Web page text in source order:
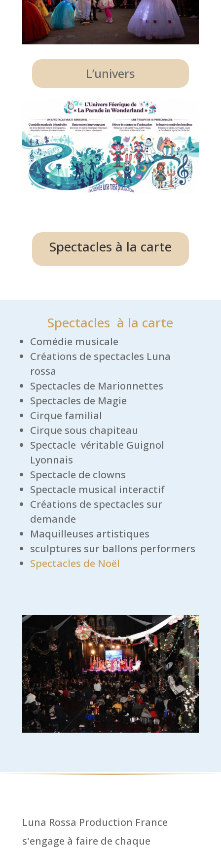
L’univers
Spectacles à la carte
‌Spectacles à la carte
Comédie musicale
Créations de spectacles Luna
rossa
Spectacles de Marionnettes
Spectacles de Magie
Cirque familial
Cirque sous chapiteau
Spectacle véritable Guignol
Lyonnais
Spectacle de clowns
Spectacle musical interactif
Créations de spectacles sur
demande
Maquilleuses artistiques
sculptures sur ballons performers
Spectacles de Noël
Luna Rossa Production France
s'engage à faire de chaque